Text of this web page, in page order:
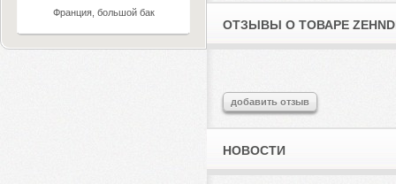
Франция, большой бак
ОТЗЫВЫ О ТОВАРЕ
добавить отзыв
НОВОСТИ